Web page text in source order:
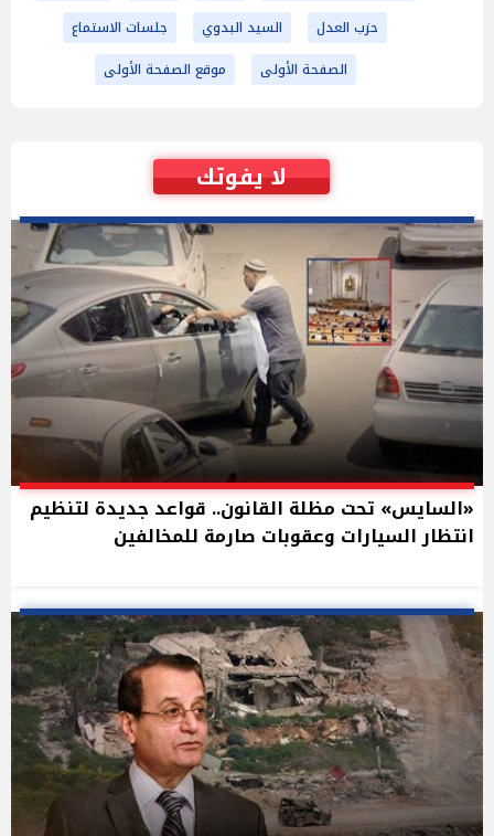
حزب العدل
السيد البدوي
جلسات الاستماع
الصفحة الأولى
موقع الصفحة الأولى
لا يفوتك
«السايس» تحت مظلة القانون.. قواعد جديدة لتنظيم
انتظار السيارات وعقوبات صارمة للمخالفين